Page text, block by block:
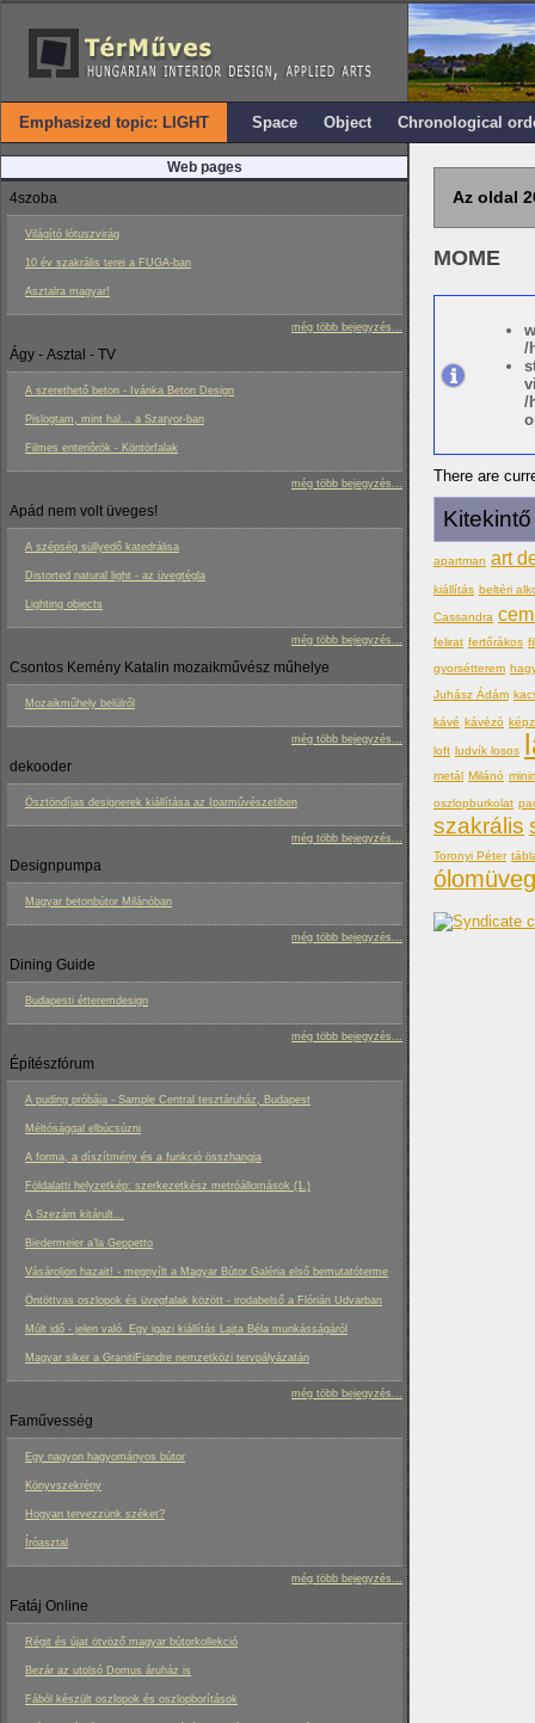
Emphasized topic: LIGHT Space Object Chronological
Web pages
4szoba
Világító lótuszvirág
10 év szakrális terei a FUGA-ban
Asztalra magyar!
még több bejegyzés...
Ágy - Asztal - TV
A szerethető beton - Ivánka Beton Design
Pislogtam, mint hal... a Szatyor-ban
Filmes enteriôrök - Köntörfalak
még több bejegyzés...
Apád nem volt üveges!
A szépség süllyedő katedrálisa
Distorted natural light - az üvegtégla
Lighting objects
még több bejegyzés...
Csontos Kemény Katalin mozaikművész műhelye
Mozaikműhely belülről
még több bejegyzés...
dekooder
Ösztöndíjas designerek kiállítása az Iparművészetiben
még több bejegyzés...
Designpumpa
Magyar betonbútor Milánóban
még több bejegyzés...
Dining Guide
Budapesti étteremdesign
még több bejegyzés...
Építészfórum
A puding próbája - Sample Central tesztáruház, Budapest
Méltósággal elbúcsúzni
A forma, a díszítmény és a funkció összhangja
Földalatti helyzetkép: szerkezetkész metróállomások (1.)
A Szezám kitárult...
Biedermeier a’la Geppetto
Vásároljon hazait! - megnyílt a Magyar Bútor Galéria első bemutatóterme
Öntöttvas oszlopok és üvegfalak között - irodabelső a Flórián Udvarban
Múlt idő - jelen való. Egy igazi kiállítás Lajta Béla munkásságáról
Magyar siker a GranitiFiandre nemzetközi tervpályázatán
még több bejegyzés...
Faművesség
Egy nagyon hagyományos bútor
Könyvszekrény
Hogyan tervezzünk széket?
Íróasztal
még több bejegyzés...
Fatáj Online
Régit és újat ötvöző magyar bútorkollekció
Bezár az utolsó Domus áruház is
Fából készült oszlopok és oszlopborítások
Az oldal
MOME
/
/
There are
apartman art
kiállítás beltéri
Cassandra
felirat fertőrákos
gyorsétterem
Juhász Ádám
kávé kávézó
loft ludvík losos
metál Milánó
oszlopburkolat
szakrális
Toronyi Péter
ólomüveg